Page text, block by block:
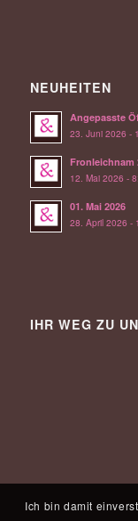
NEUHEITEN
Angepasste
23. Juni 2026 -
Fronleichnam
12. Mai 2026 -
01. Mai 2026
28. April 2026 -
IHR WEG ZU
Ich bin damit